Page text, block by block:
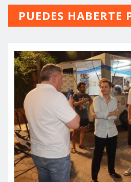
PUEDES HABERTE